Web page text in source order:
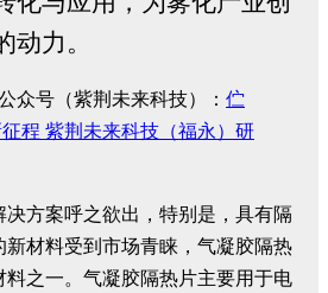
动力。
众号（紫荆未来科技）： 伫
程 紫荆未来科技（福永）研
方案呼之欲出，特别是，具有隔
材料受到市场青睐，气凝胶隔热
料之一。气凝胶隔热片主要用于电